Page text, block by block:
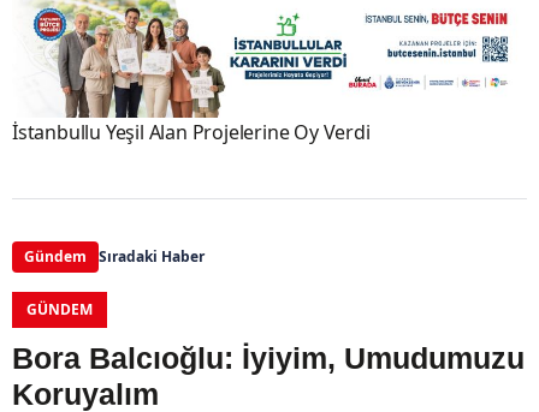
İstanbullu Yeşil Alan Projelerine Oy Verdi
Gündem Sıradaki Haber
GÜNDEM
Bora Balcıoğlu: İyiyim, Umudumuzu
Koruyalım